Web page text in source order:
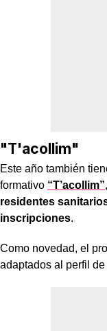
"T'acollim"
Este año también
formativo “T’acollim”
residentes
inscripciones.
Como novedad, el
adaptados al perfil